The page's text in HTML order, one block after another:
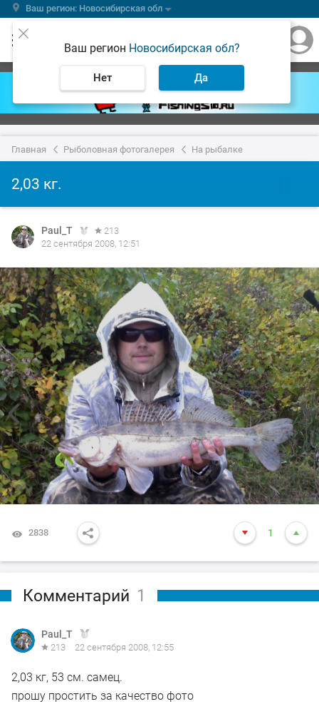
Ваш регион: Новосибирская обл
Ваш регион Новосибирская обл?
Нет Да
Главная Рыболовная фотогалерея На рыбалке
2,03 кг.
Paul_T
213
22 сентября 2008, 12:51
2838 1
Комментарий 1
Paul_T
213 22 сентября 2008, 12:55
2,03 кг, 53 см. самец.
прошу простить за качество фото